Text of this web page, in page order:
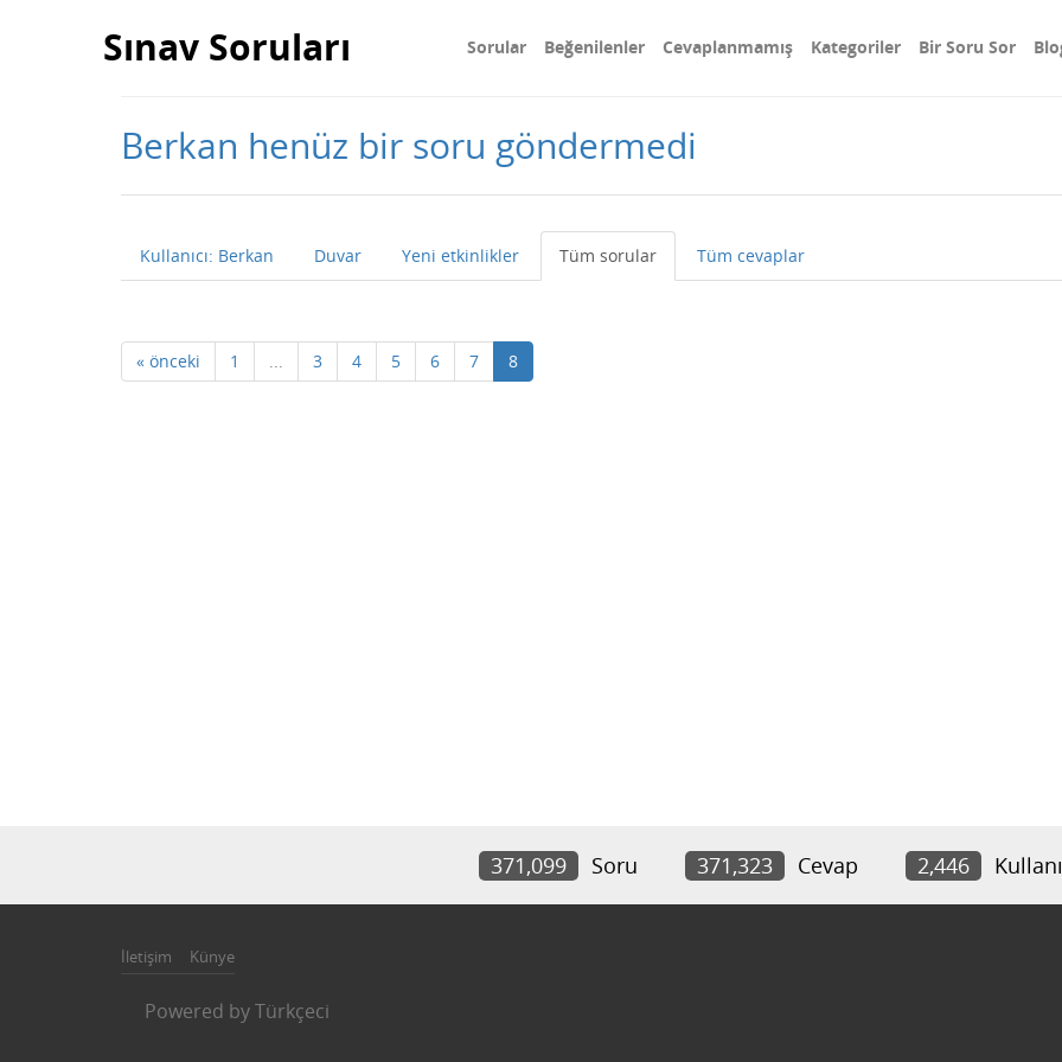
Sınav Soruları Sorular Beğenilenler Cevaplanmamış Kategoriler Bir Soru Sor
Berkan henüz bir soru göndermedi
Kullanıcı: Berkan Duvar Yeni etkinlikler Tüm sorular Tüm cevaplar
« önceki 1 ... 3 4 5 6 7 8
371,099 Soru 371,323 Cevap 2,446
İletişim Künye
Powered byTürkçeci